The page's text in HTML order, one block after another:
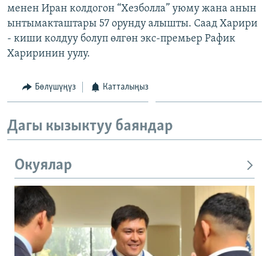
ЫҢГАЙСЫЗ СУРООЛОР
ЭЕ/АРнун бардык сайттары
менен Иран колдогон “Хезболла” уюму жана анын
ынтымакташтары 57 орунду алышты. Саад Харири
- киши колдуу болуп өлгөн экс-премьер Рафик
Хариринин уулу.
Бөлүшүңүз Катталыңыз
Дагы кызыктуу баяндар
Окуялар